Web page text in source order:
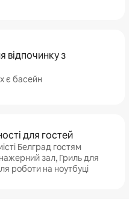
з
є басейн
для гостей
Белград гостям
зал, Гриль для
роботи на ноутбуці